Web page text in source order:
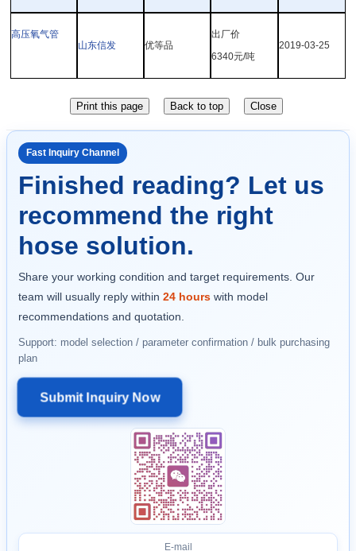
高压氧气管
山东信发
优等品
出厂价
6340元/吨
2019-03-25
Fast Inquiry Channel
Finished reading? Let us
recommend the right
hose solution.
Share your working condition and target requirements. Our
team will usually reply within 24 hours with model
recommendations and quotation.
Support: model selection / parameter confirmation / bulk purchasing
plan
Submit Inquiry Now
E-mail